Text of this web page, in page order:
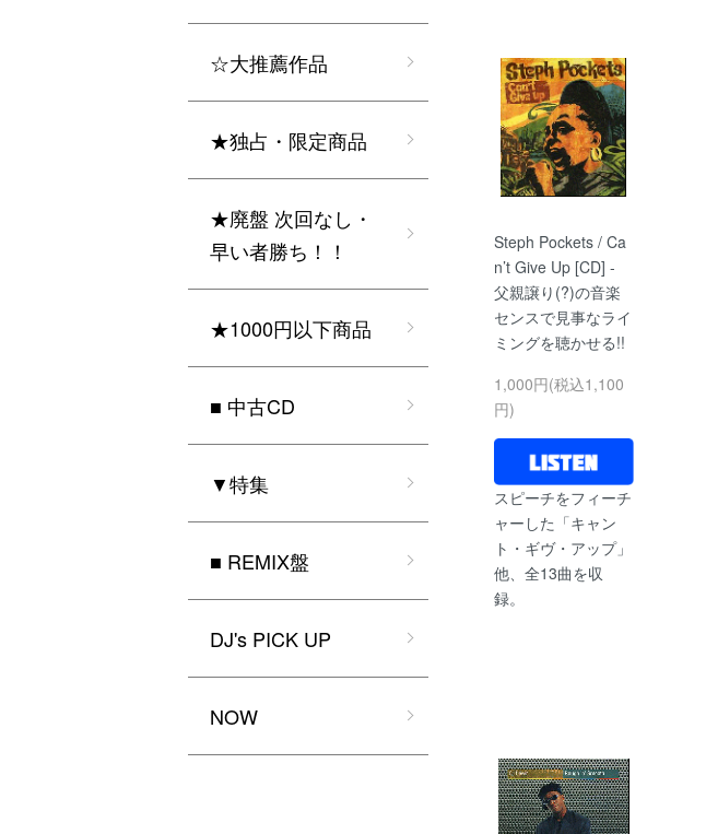
Steph Pockets / Ca
n’t Give Up [CD] -
父親譲り(?)の音楽
センスで見事なライ
ミングを聴かせる!!
1,000円(税込1,100
円)
スピーチをフィーチ
ャーした「キャン
ト・ギヴ・アップ」
他、全13曲を収
録。
☆大推薦作品
★独占・限定商品
★廃盤 次回なし・
早い者勝ち！！
★1000円以下商品
■ 中古CD
▼特集
■ REMIX盤
DJ's PICK UP
NOW